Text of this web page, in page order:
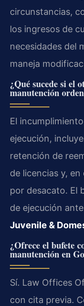
circunstancias,
los ingresos de
necesidades del
maneja
¿Qué sucede si el
manutención
El
ejecución,
retención de
de licencias y,
por desacato. El
de ejecución
Juvenile &
¿Ofrece el bufete
manutención en
Sí. Law Offices
con cita previa.